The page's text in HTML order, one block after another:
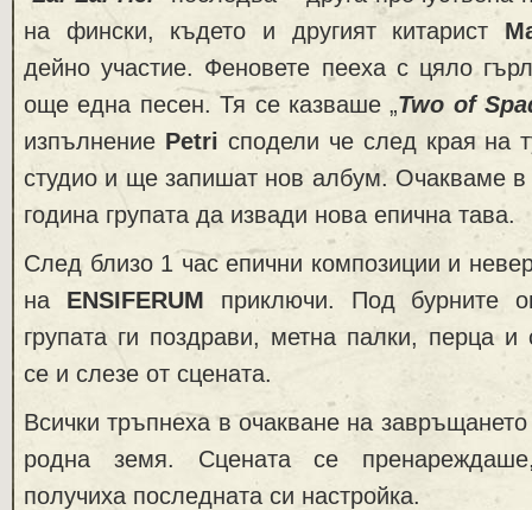
на фински, където и другият китарист
дейно участие. Феновете пееха с цяло
още една песен. Тя сe казваше „Two of
изпълнение Petri сподели че след края на
студио и ще запишат нов албум. Очакваме
година групата да извади нова епична тава.
След близо 1 час епични композиции и
на ENSIFERUM приключи. Под бурните
групата ги поздрави, метна палки, перца и
се и слезе от сцената.
Всички тръпнеха в очакване на
родна земя. Сцената се
получиха последната си настройка.